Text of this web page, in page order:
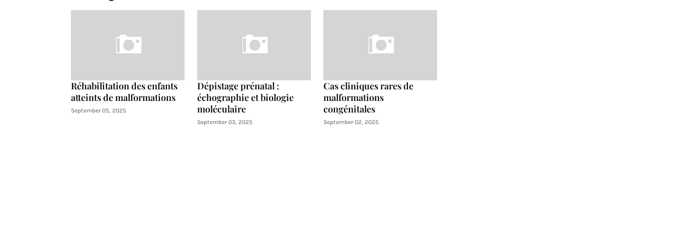
Réhabilitation des enfants
atteints de malformations
September 05, 2025
Dépistage prénatal :
échographie et biologie
moléculaire
September 03, 2025
Cas cliniques rares de
malformations
congénitales
September 02, 2025